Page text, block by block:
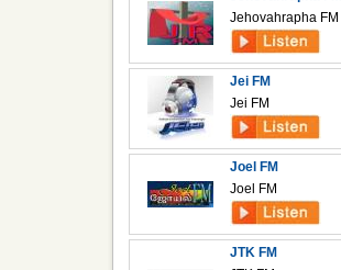
Jehovahrapha FM
Jei FM
Jei FM
Joel FM
Joel FM
JTK FM